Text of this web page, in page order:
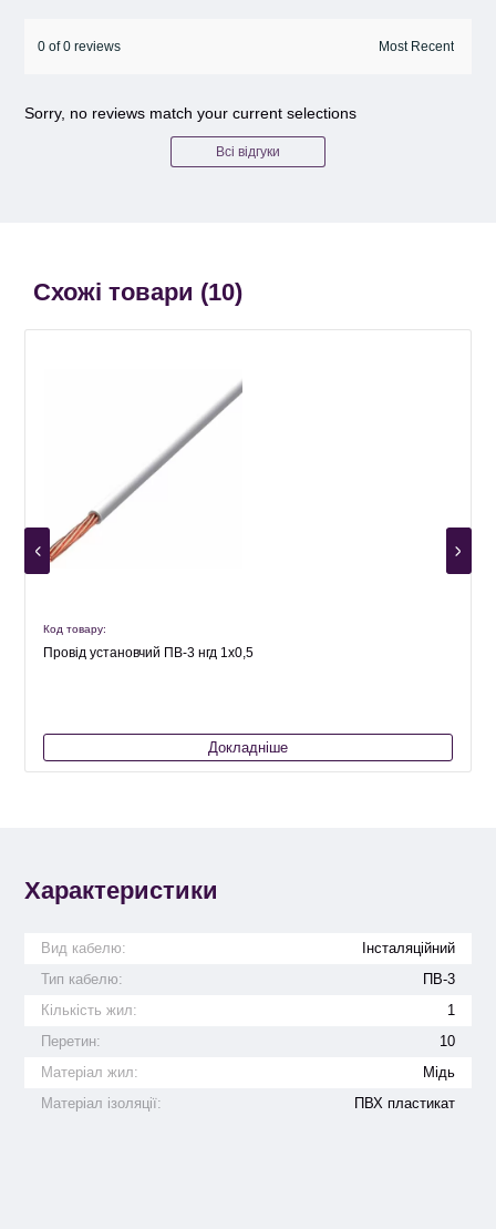
0 of 0 reviews
Sorry, no reviews match your current selections
Всі відгуки
Схожі товари (10)
Код товару:
Провід установчий ПВ-3 нгд 1х0,5
Докладніше
Характеристики
Вид кабелю:
Інсталяційний
Тип кабелю:
ПВ-3
Кількість жил:
1
Перетин:
10
Матеріал жил:
Мідь
Матеріал ізоляції:
ПВХ пластикат